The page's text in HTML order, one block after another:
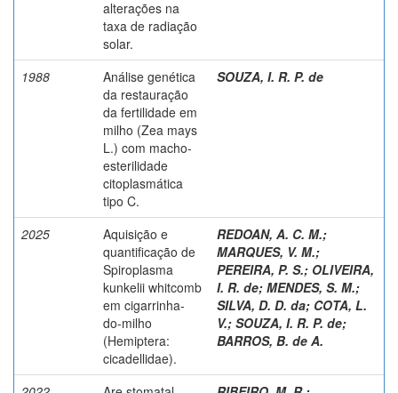
alterações na
taxa de radiação
solar.
1988
Análise genética
da restauração
da fertilidade em
milho (Zea mays
L.) com macho-
esterilidade
citoplasmática
tipo C.
SOUZA, I. R. P. de
2025
Aquisição e
quantificação de
Spiroplasma
kunkelii whitcomb
em cigarrinha-
do-milho
(Hemiptera:
cicadellidae).
REDOAN, A. C. M.;
MARQUES, V. M.;
PEREIRA, P. S.; OLIVEIRA,
I. R. de; MENDES, S. M.;
SILVA, D. D. da; COTA, L.
V.; SOUZA, I. R. P. de;
BARROS, B. de A.